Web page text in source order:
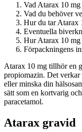
Vad Atarax 10
Vad du behöver
Hur du tar Atarax
Eventuella
Hur Atarax 10 mg
Förpackningens
Atarax 10 mg tillhör en
propiomazin. Det verkar
eller minska din
sätt som en kortvarig
paracetamol.
Atarax gravid